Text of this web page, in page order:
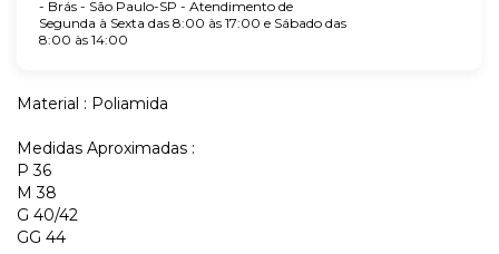
- Brás - São Paulo-SP - Atendimento de
Segunda à Sexta das 8:00 às 17:00 e Sábado das
8:00 às 14:00
Material : Poliamida
Medidas Aproximadas :
P 36
M 38
G 40/42
GG 44